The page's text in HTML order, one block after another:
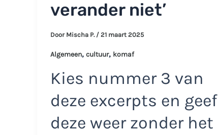
verander niet’
Door Mischa P. / 21 maart 2025
Algemeen, cultuur, komaf
Kies nummer 3 van
deze excerpts en geef
deze weer zonder het